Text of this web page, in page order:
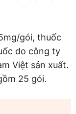
gói, thuốc
do công ty
Việt sản xuất.
25 gói.